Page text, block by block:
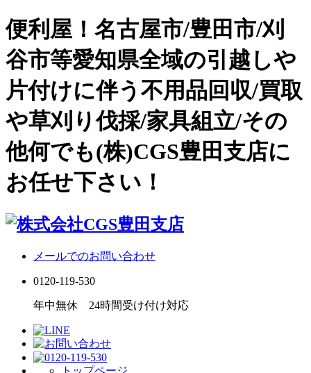
便利屋！名古屋市/豊田市/刈
谷市等愛知県全域の引越しや
片付けに伴う不用品回収/買取
や草刈り伐採/家具組立/その
他何でも(株)CGS豊田支店に
お任せ下さい！
メールでのお問い合わせ
0120-119-530
年中無休 24時間受け付け対応
トップページ